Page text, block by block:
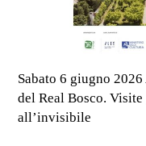
Sabato 6 giugno
del Real Bosco.
all’invisibile